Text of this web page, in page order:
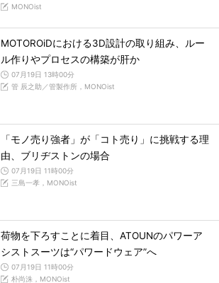
MONOist
MOTOROiDにおける3D設計の取り組み、ルー
ル作りやプロセスの構築が肝か
07月19日 13時00分
管 辰之助／管製作所，MONOist
「モノ売り強者」が「コト売り」に挑戦する理
由、ブリヂストンの場合
07月19日 11時00分
三島一孝，MONOist
荷物を下ろすことに着目、ATOUNのパワーア
シストスーツは“パワードウェア”へ
07月19日 11時00分
朴尚洙，MONOist